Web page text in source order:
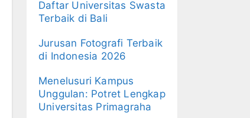
Daftar Universitas Swasta
Terbaik di Bali
Jurusan Fotografi Terbaik
di Indonesia 2026
Menelusuri Kampus
Unggulan: Potret Lengkap
Universitas Primagraha